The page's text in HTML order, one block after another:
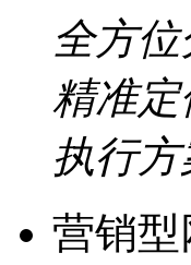
全方位
精准
执行方
营销型